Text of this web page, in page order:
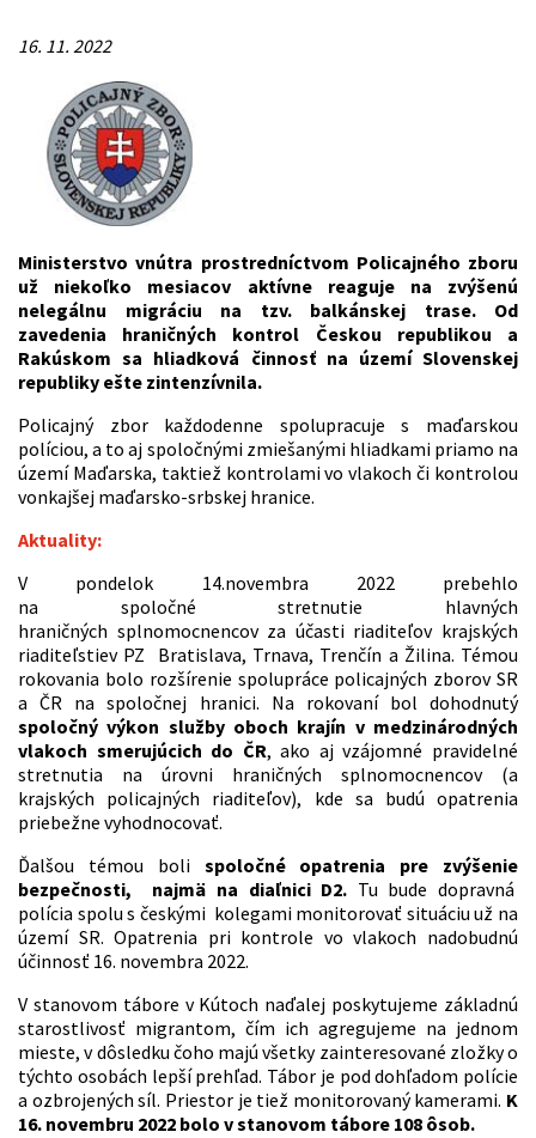
16. 11. 2022
Ministerstvo vnútra prostredníctvom Policajného zboru
už niekoľko mesiacov aktívne reaguje na zvýšenú
nelegálnu migráciu na tzv. balkánskej trase. Od
zavedenia hraničných kontrol Českou republikou a
Rakúskom sa hliadková činnosť na území Slovenskej
republiky ešte zintenzívnila.
Policajný zbor každodenne spolupracuje s maďarskou
políciou, a to aj spoločnými zmiešanými hliadkami priamo na
území Maďarska, taktiež kontrolami vo vlakoch či kontrolou
vonkajšej maďarsko-srbskej hranice.
Aktuality:
V pondelok 14.novembra 2022 prebehlo
na spoločné stretnutie hlavných
hraničných splnomocnencov za účasti riaditeľov krajských
riaditeľstiev PZ Bratislava, Trnava, Trenčín a Žilina. Témou
rokovania bolo rozšírenie spolupráce policajných zborov SR
a ČR na spoločnej hranici. Na rokovaní bol dohodnutý
spoločný výkon služby oboch krajín v medzinárodných
vlakoch smerujúcich do ČR, ako aj vzájomné pravidelné
stretnutia na úrovni hraničných splnomocnencov (a
krajských policajných riaditeľov), kde sa budú opatrenia
priebežne vyhodnocovať.
Ďalšou témou bolispoločné opatrenia pre zvýšenie
bezpečnosti, najmä na diaľnici D2. Tu bude dopravná
polícia spolu s českými kolegami monitorovať situáciu už na
území SR. Opatrenia pri kontrole vo vlakoch nadobudnú
účinnosť 16. novembra 2022.
V stanovom tábore v Kútoch naďalej poskytujeme základnú
starostlivosť migrantom, čím ich agregujeme na jednom
mieste, v dôsledku čoho majú všetky zainteresované zložky o
týchto osobách lepší prehľad. Tábor je pod dohľadom polície
a ozbrojených síl. Priestor je tiež monitorovaný kamerami. K
16. novembru 2022 bolo v stanovom tábore 108 ôsob.